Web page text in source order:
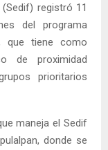
registró 11
del programa
que tiene como
de proximidad
prioritarios
maneja el Sedif
donde se